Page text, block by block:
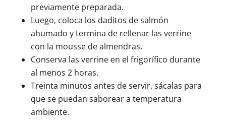
previamente preparada.
Luego, coloca los daditos de salmón
ahumado y termina de rellenar las verrine
con la mousse de almendras.
Conserva las verrine en el frigorífico durante
al menos 2 horas.
Treinta minutos antes de servir, sácalas para
que se puedan saborear a temperatura
ambiente.